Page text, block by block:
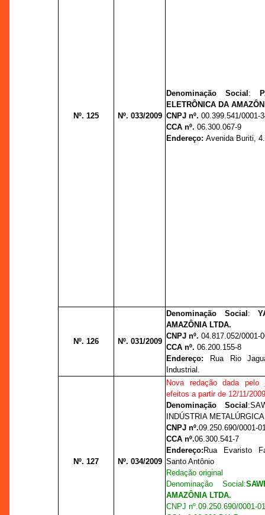
Nº. 125 Nº. 033/2009
Denominação Social :
ELETRÔNICA DA
CNPJ nº. 00.399.541/0001-
CCA nº. 06.300.067-9
Endereço:Avenida Buriti,
Nº. 126 Nº. 031/2009
Denominação Social :
AMAZÔNIA LTDA.
CNPJ nº. 04.817.052/0001-
CCA nº. 06.200.155-8
Endereço:
Rua Rio
Industrial.
Nº. 127 Nº. 034/2009
Nova redação dada pelo
efeitos a partir de 12/11/
Denominação Social :
INDÚSTRIA
CNPJ nº.09.250.690/0001-
CCA nº.06.300.541-7
Endereço: Rua Evaristo
Santo Antônio
Redação original
Denominação Social :
AMAZÔNIA LTDA.
CNPJ nº.09.250.690/0001-